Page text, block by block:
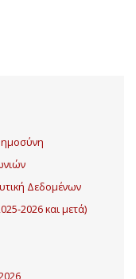
Δεδομένων
2026 και μετά)